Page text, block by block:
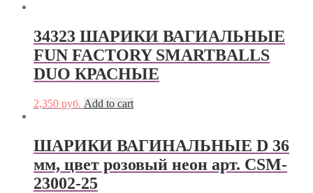
34323 ШАРИКИ ВАГИАЛЬНЫЕ
FUN FACTORY SMARTBALLS
DUO КРАСНЫЕ
2,350 руб. Add to cart
ШАРИКИ ВАГИНАЛЬНЫЕ D 36
мм, цвет розовый неон арт. CSM-
23002-25